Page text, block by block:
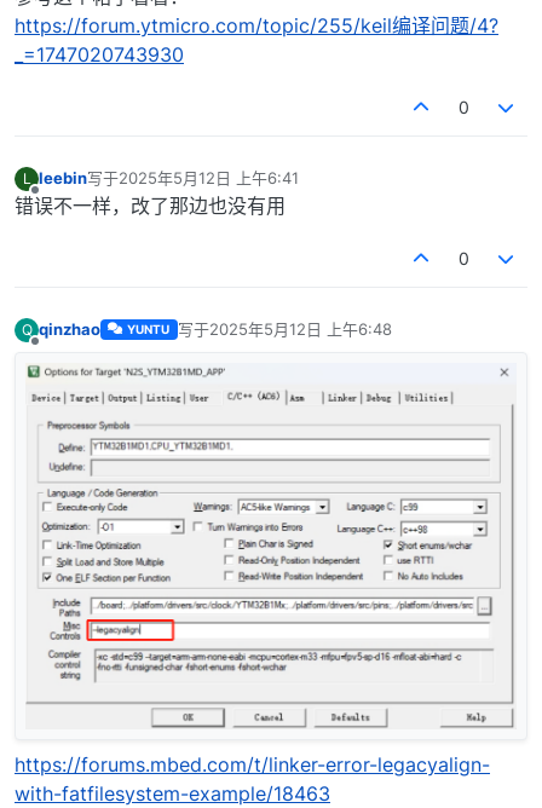
https://forum.ytmicro.com/topic/255/keil编译问题/4?
_=1747020743930
0
L
离线
leebin写于2025年5月12日 上午6:41
最后由 编辑
错误不一样，改了那边也没有用
0
Q
离线
qinzhao YUNTU 写于2025年5月12日 上午6:48
最后由 编辑
https://forums.mbed.com/t/linker-error-legacyalign-
with-fatfilesystem-example/18463